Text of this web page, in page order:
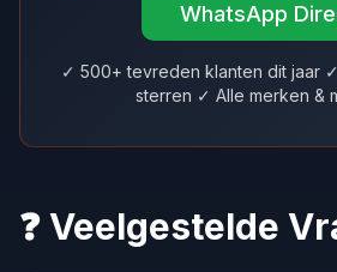
WhatsApp
✓ 500+ tevreden klanten dit jaar
sterren ✓ Alle merken &
❓ Veelgestelde